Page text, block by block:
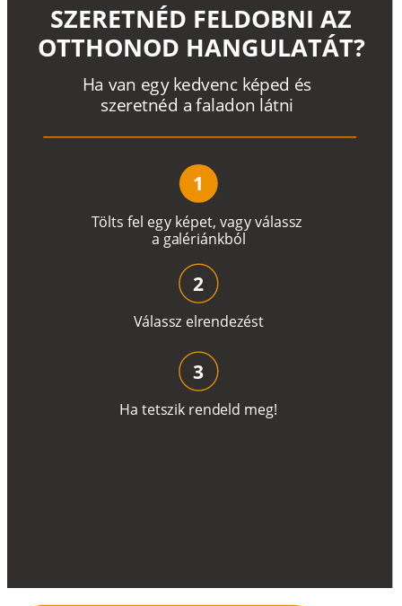
Tölts fel egy képet, vagyválassz
a galériánkból
Ha van egy kedvenc képed és
szeretnéd a faladon látni
SZERETNÉD FELDOBNI AZ
OTTHONOD HANGULATÁT?
1
Válassz elrendezést
2
Ha tetszik rendeld meg!
3